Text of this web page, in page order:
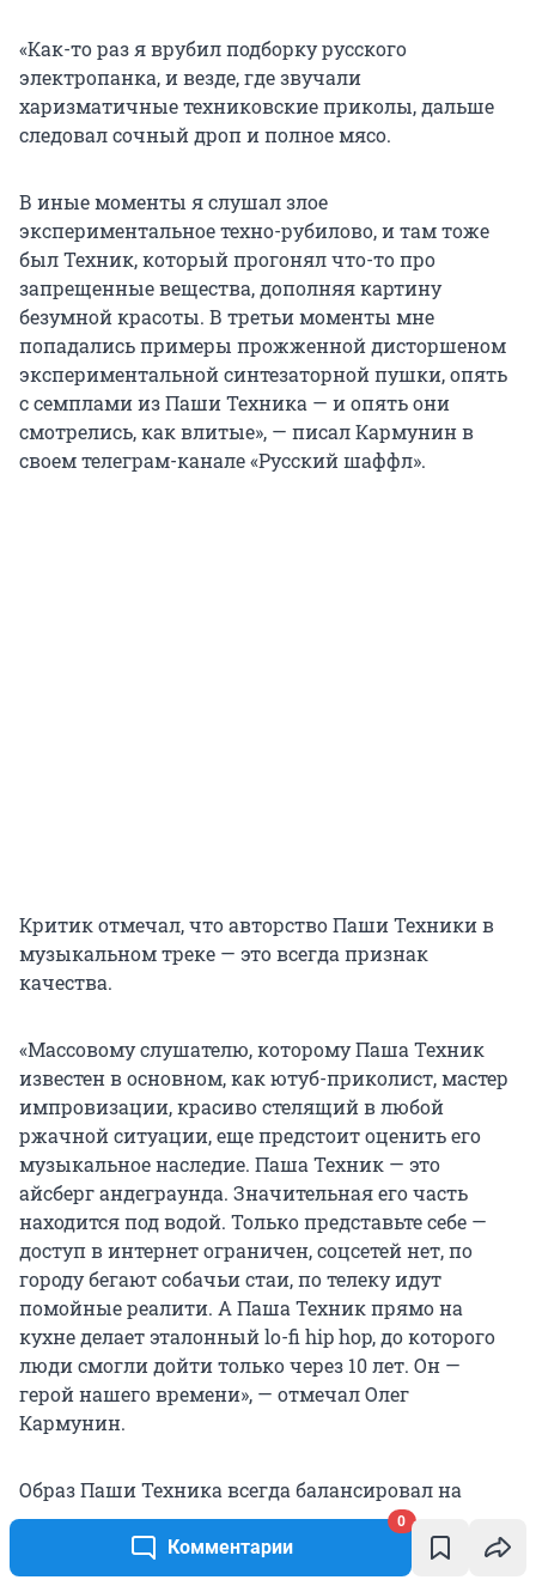
Комментарии
0
«Как-то раз я врубил подборку русского
электропанка, и везде, где звучали
харизматичные техниковские приколы, дальше
следовал сочный дроп и полное мясо.
В иные моменты я слушал злое
экспериментальное техно-рубилово, и там тоже
был Техник, который прогонял что-то про
запрещенные вещества, дополняя картину
безумной красоты. В третьи моменты мне
попадались примеры прожженной дисторшеном
экспериментальной синтезаторной пушки, опять
с семплами из Паши Техника — и опять они
смотрелись, как влитые», — писал Кармунин в
своем телеграм-канале «Русский шаффл».
Критик отмечал, что авторство Паши Техники в
музыкальном треке — это всегда признак
качества.
«Массовому слушателю, которому Паша Техник
известен в основном, как ютуб-приколист, мастер
импровизации, красиво стелящий в любой
ржачной ситуации, еще предстоит оценить его
музыкальное наследие. Паша Техник — это
айсберг андеграунда. Значительная его часть
находится под водой. Только представьте себе —
доступ в интернет ограничен, соцсетей нет, по
городу бегают собачьи стаи, по телеку идут
помойные реалити. А Паша Техник прямо на
кухне делает эталонный lo-fi hip hop, до которого
люди смогли дойти только через 10 лет. Он —
герой нашего времени», — отмечал Олег
Кармунин.
Образ Паши Техника всегда балансировал на
грани шутовства и бунта. Со времён первых
концертов в маске гориллы (идея, подсмотренная
у рок-группы Slipknot) он позиционировал себя